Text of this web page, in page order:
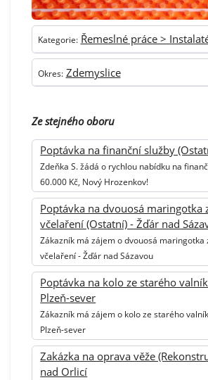
Kategorie: Řemeslné práce >
Okres: Zdemyslice
Ze stejného oboru
Poptávka na finanční služby
Zdeňka S. žádá o rychlou nabídku na
60.000 Kč, Nový Hrozenkov!
Poptávka na dvouosá maringotka
včelaření (Ostatní) - Žďár nad
Zákazník má zájem o dvouosá maringotka
včelaření - Žďár nad Sázavou
Poptávka na kolo ze starého
Plzeň-sever
Zákazník má zájem o kolo ze starého
Plzeň-sever
Zakázka na oprava věže
nad Orlicí